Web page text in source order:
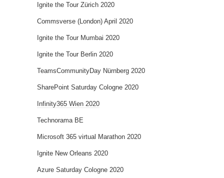
Ignite the Tour Zürich 2020
Commsverse (London) April 2020
Ignite the Tour Mumbai 2020
Ignite the Tour Berlin 2020
TeamsCommunityDay Nürnberg 2020
SharePoint Saturday Cologne 2020
Infinity365 Wien 2020
Technorama BE
Microsoft 365 virtual Marathon 2020
Ignite New Orleans 2020
Azure Saturday Cologne 2020